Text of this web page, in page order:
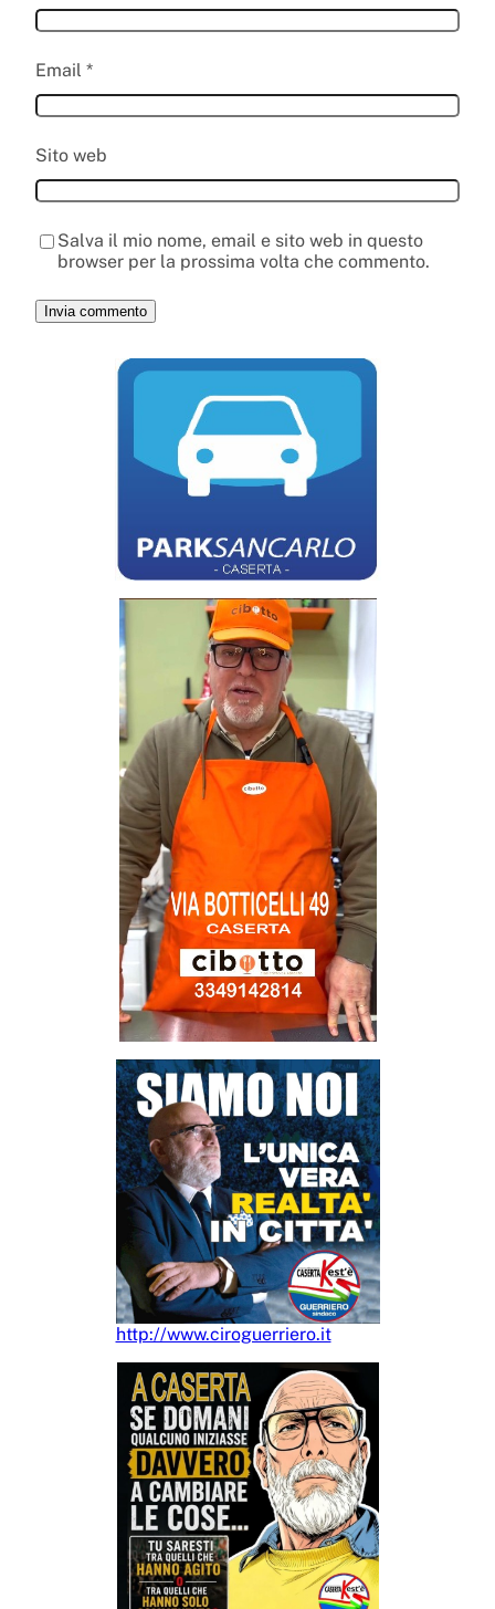
Email *
Sito web
Salva il mio nome, email e sito web in questo
browser per la prossima volta che commento.
http://www.ciroguerriero.it